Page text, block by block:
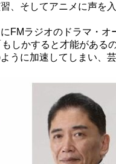
、そしてアニメに声を
FMラジオのドラマ・
しかすると才能がある
うに加速してしまい、